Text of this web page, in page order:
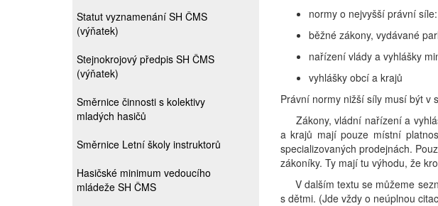
Statut vyznamenání SH ČMS
(výňatek)
Stejnokrojový předpis SH ČMS
(výňatek)
Směrnice činnosti s kolektivy
mladých hasičů
Směrnice Letní školy instruktorů
Hasičské minimum vedoucího
mládeže SH ČMS
normy o nejvyšší právní
běžné zákony, vydávané
nařízení vlády a vyhlášky
vyhlášky obcí a krajů
Právní normy nižší síly musí být v
Zákony, vládní nařízení a
a krajů mají pouze místní
specializovaných prodejnách.
zákoníky. Ty mají tu výhodu, že
V dalším textu se můžeme
s dětmi. (Jde vždy o neúplnou